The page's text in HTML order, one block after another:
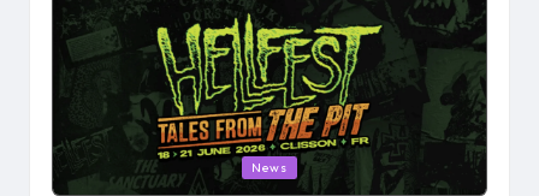
Posted
News